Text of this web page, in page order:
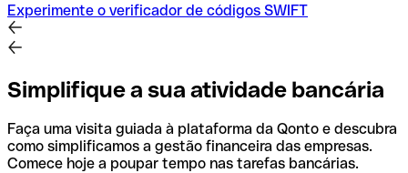
Experimente o verificador de códigos SWIFT
Simplifique a sua atividade bancária
Faça uma visita guiada à plataforma da Qonto e descubra
como simplificamos a gestão financeira das empresas.
Comece hoje a poupar tempo nas tarefas bancárias.